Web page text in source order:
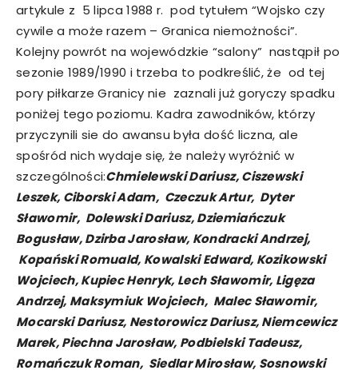
artykule z 5 lipca 1988 r. pod tytułem “Wojsko czy
cywile a może razem – Granica niemożności”.
Kolejny powrót na wojewódzkie “salony” nastąpił po
sezonie 1989/1990 i trzeba to podkreślić, że od tej
pory piłkarze Granicy nie zaznali już goryczy spadku
poniżej tego poziomu. Kadra zawodników, którzy
przyczynili sie do awansu była dość liczna, ale
spośród nich wydaje się, że należy wyróżnić w
szczególności:Chmielewski Dariusz, Ciszewski
Leszek, Ciborski Adam, Czeczuk Artur, Dyter
Sławomir, Dolewski Dariusz, Dziemiańczuk
Bogusław, Dzirba Jarosław, Kondracki Andrzej,
Kopański Romuald, Kowalski Edward, Kozikowski
Wojciech, Kupiec Henryk, Lech Sławomir, Ligęza
Andrzej, Maksymiuk Wojciech, Malec Sławomir,
Mocarski Dariusz, Nestorowicz Dariusz, Niemcewicz
Marek, Piechna Jarosław, Podbielski Tadeusz,
Romańczuk Roman, Siedlar Mirosław, Sosnowski